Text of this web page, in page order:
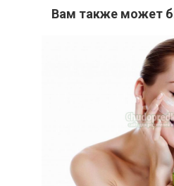
Вам также может